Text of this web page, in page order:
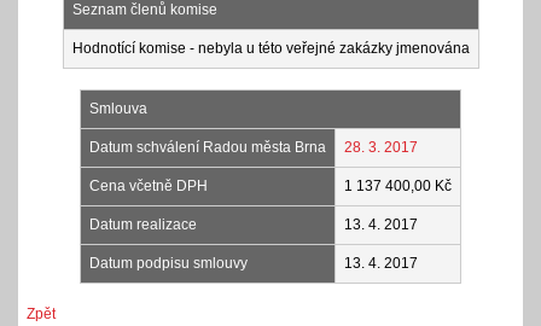
Seznam členů komise
Hodnotící komise - nebyla u této veřejné zakázky jmenována
Smlouva
Datum schválení Radou města Brna 28. 3. 2017
Cena včetně DPH 1 137 400,00 Kč
Datum realizace 13. 4. 2017
Datum podpisu smlouvy 13. 4. 2017
Zpět